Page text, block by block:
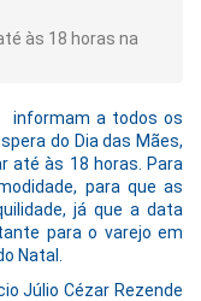
às 18 horas na
informam a todos os
do Dia das Mães,
até às 18 horas. Para
para que as
já que a data
para o varejo em
Natal.
Júlio Cézar Rezende